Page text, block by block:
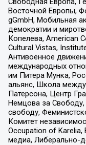
Восточной Европы,
gGmbH, Мобильная
демократии и
Копелева, American
Cultural Vistas,
Антивоенное
международных
им Питера Мунка,
альянс, Школа
Патерсона, Центр
Немцова за
свободу,
Комитет
Occupation of
медиа, Либерально-